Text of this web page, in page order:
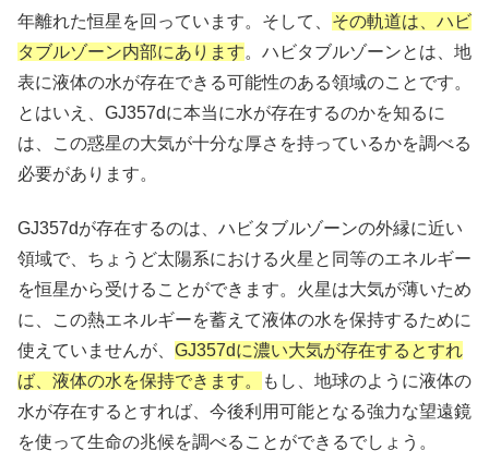
年離れた恒星を回っています。そして、 その軌道は、ハビ
タブルゾーン内部にあります。ハビタブルゾーンとは、地
表に液体の水が存在できる可能性のある領域のことです。
とはいえ、GJ357dに本当に水が存在するのかを知るに
は、この惑星の大気が十分な厚さを持っているかを調べる
必要があります。
GJ357dが存在するのは、ハビタブルゾーンの外縁に近い
領域で、ちょうど太陽系における火星と同等のエネルギー
を恒星から受けることができます。火星は大気が薄いため
に、この熱エネルギーを蓄えて液体の水を保持するために
使えていませんが、 GJ357dに濃い大気が存在するとすれ
ば、液体の水を保持できます。
もし、地球のように液体の
水が存在するとすれば、今後利用可能となる強力な望遠鏡
を使って生命の兆候を調べることができるでしょう。